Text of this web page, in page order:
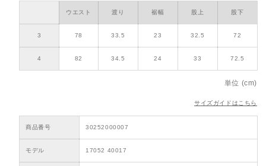
ウエスト 渡り 裾幅 股上 股下
3 78 33.5 23 32.5 72
4 82 34.5 24 33 72.5
単位 (cm)
サイズガイドはこちら
商品番号 30252000007
モデル 17052 40017